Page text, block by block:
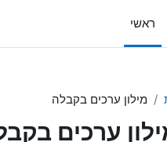
ראשי
מילון ערכים בקבלה
ערכים